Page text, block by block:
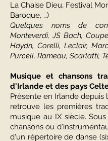
La Chaise Dieu, Festival
Baroque, …)
Quelques noms de
Monteverdi, JS Bach,
Haydn, Corelli, Leclair,
Purcell, Rameau, Scarlatti,
Musique et chansons
d'Irlande et des pays
Présente en Irlande depuis
retrouve les premières
musique au IX siècle.
chansons ou
d'un répertoire de danse